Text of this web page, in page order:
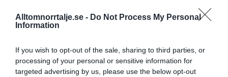
Alltomnorrtalje.se - Do Not Process My Personal
Information
If you wish to opt-out of the sale, sharing to third parties, or
processing of your personal or sensitive information for
targeted advertising by us, please use the below opt-out